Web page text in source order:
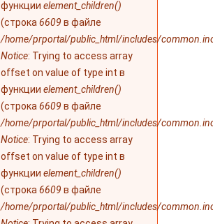
функции element_children()
(строка 6609 в файле
/home/prportal/public_html/includes/
Notice: Trying to access array
offset on value of type int в
функции element_children()
(строка 6609 в файле
/home/prportal/public_html/includes/
Notice: Trying to access array
offset on value of type int в
функции element_children()
(строка 6609 в файле
/home/prportal/public_html/includes/